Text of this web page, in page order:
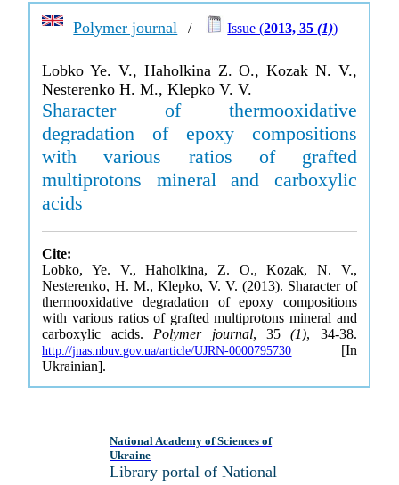
Polymer journal / Issue (2013, 35(1))
Lobko Ye. V., Haholkina Z. O., Kozak N. V.,
Nesterenko H. M., Klepko V. V.
Sharacter of thermooxidative
degradation of epoxy compositions
with various ratios of grafted
multiprotons mineral and carboxylic
acids
Cite:
Lobko, Ye. V., Haholkina, Z. O., Kozak, N. V.,
Nesterenko, H. M., Klepko, V. V. (2013). Sharacter of
thermooxidative degradation of epoxy compositions
with various ratios of grafted multiprotons mineral and
carboxylic acids. Polymer journal, 35(1), 34-38.
http://jnas.nbuv.gov.ua/article/UJRN-0000795730 [In
Ukrainian].
National Academy of Sciences of
Ukraine
Library portal of National